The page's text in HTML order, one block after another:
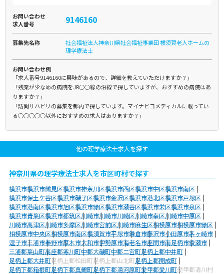
お問い合わせ
求人番号
9146160
募集先名称
社会福祉法人神奈川県社会福祉事業団 横須賀老人ホームの
理学療法士
お問い合わせ例
「求人番号9146160に興味があるので、詳細を教えていただけますか？」
「残業が少なめの病院をJR○○線の沿線で探していますが、おすすめの病院はあ
りますか？」
「訪問リハビリの募集を都内で探しています。マイナビコメディカルに載ってい
る○○○○○以外におすすめの求人はありますか？」
他の理学療法士求人を探す
神奈川県の理学療法士求人を市区町村で探す
横浜市横浜市鶴見区横浜市神奈川区横浜市西区横浜市中区横浜市南区
横浜市保土ケ谷区横浜市磯子区横浜市金沢区横浜市港北区横浜市戸塚区
横浜市港南区横浜市旭区横浜市緑区横浜市瀬谷区横浜市栄区横浜市泉区
横浜市青葉区横浜市都筑区川崎市川崎市川崎区川崎市幸区川崎市中原区
川崎市高津区川崎市多摩区川崎市宮前区川崎市麻生区相模原市相模原市緑区
相模原市中央区相模原市南区横須賀市平塚市鎌倉市藤沢市小田原市茅ヶ崎市
逗子市三浦市秦野市厚木市大和市伊勢原市海老名市座間市南足柄市綾瀬市
三浦郡葉山町高座郡寒川町中郡大磯町中郡二宮町足柄上郡中井町
足柄上郡大井町足柄上郡松田町足柄上郡山北町足柄上郡開成町
足柄下郡箱根町足柄下郡真鶴町足柄下郡湯河原町愛甲郡愛川町愛甲郡清川村